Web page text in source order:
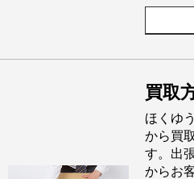
買取
ほくゆ
から買
す。出
からお